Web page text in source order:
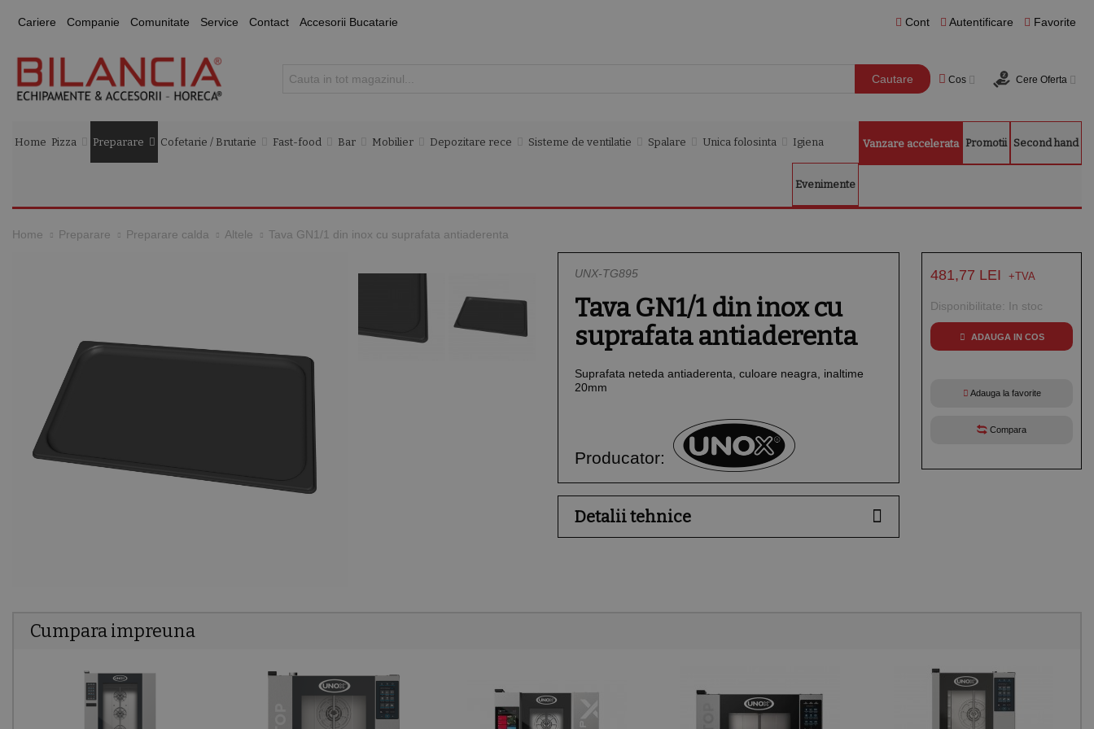
Cariere Companie Comunitate Service Contact Accesorii Bucatarie Cont Autentificare Favorite
Cautare Cere Oferta
Cos
Home Pizza Preparare Cofetarie / Brutarie Fast-food Bar Mobilier Depozitare rece Sisteme de ventilatie Spalare Unica folosinta Igiena Second hand
Promotii
Vanzare accelerata
Evenimente
Home Preparare Preparare calda Altele Tava GN1/1 din inox cu suprafata antiaderenta
UNX-TG895
Tava GN1/1 din inox cu
suprafata antiaderenta
Suprafata neteda antiaderenta, culoare neagra, inaltime
20mm
Producator:
Detalii tehnice
481,77 LEI
Disponibilitate: In stoc
ADAUGA IN COS
Adauga la favorite
Compara
Cumpara impreuna